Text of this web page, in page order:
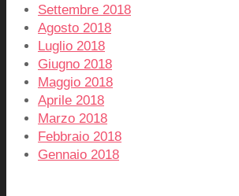
Settembre 2018
Agosto 2018
Luglio 2018
Giugno 2018
Maggio 2018
Aprile 2018
Marzo 2018
Febbraio 2018
Gennaio 2018